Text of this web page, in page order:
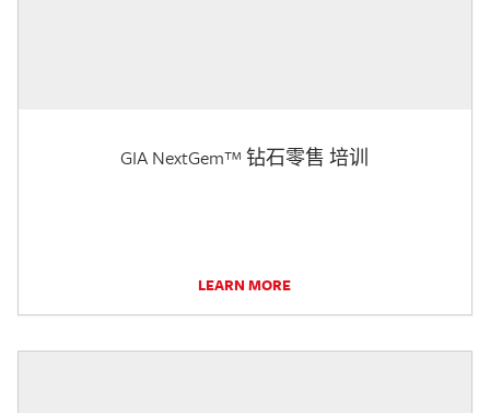
GIA NextGem™ 钻石零售 培训
LEARN MORE